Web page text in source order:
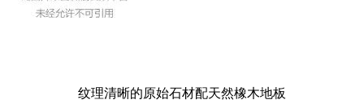
纹理清晰的原始石材配天然橡木地板